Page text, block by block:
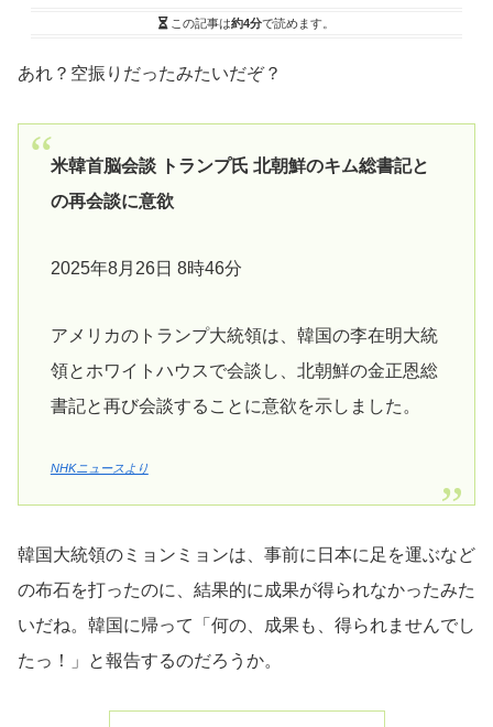
この記事は約4分で読めます。
あれ？空振りだったみたいだぞ？
米韓首脳会談 トランプ氏 北朝鮮のキム総書記と
の再会談に意欲
2025年8月26日 8時46分
アメリカのトランプ大統領は、韓国の李在明大統
領とホワイトハウスで会談し、北朝鮮の金正恩総
書記と再び会談することに意欲を示しました。
NHKニュースより
韓国大統領のミョンミョンは、事前に日本に足を運ぶなど
の布石を打ったのに、結果的に成果が得られなかったみた
いだね。韓国に帰って「何の、成果も、得られませんでし
たっ！」と報告するのだろうか。